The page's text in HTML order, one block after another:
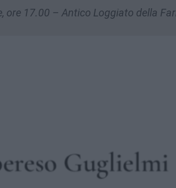
ore 17.00 – Antico Loggiato della